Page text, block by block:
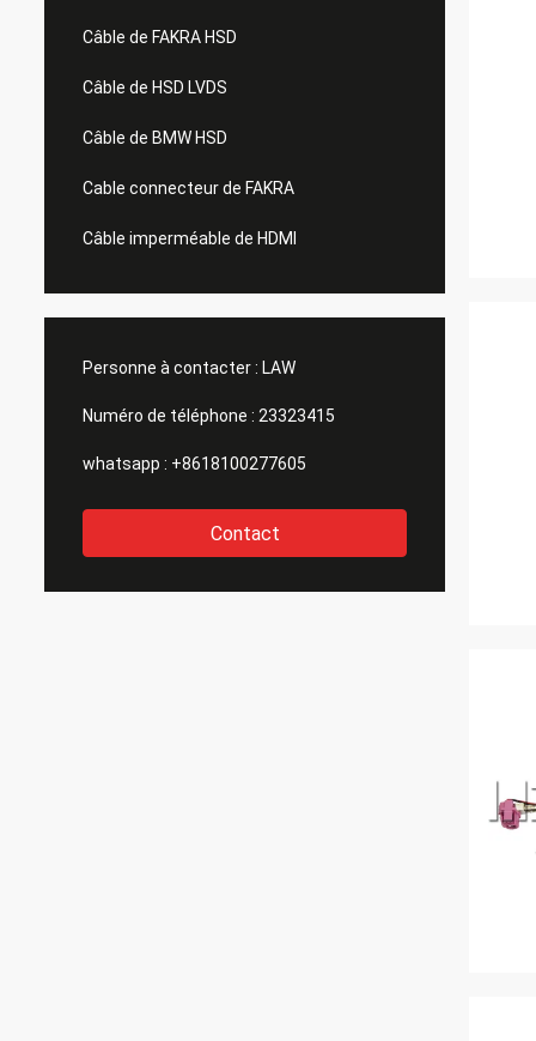
Câble de FAKRA HSD
Câble de HSD LVDS
Câble de BMW HSD
Cable connecteur de FAKRA
Câble imperméable de HDMI
Personne à contacter : LAW
Numéro de téléphone : 23323415
whatsapp : +8618100277605
Contact